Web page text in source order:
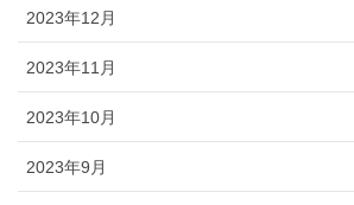
2023年12月
2023年11月
2023年10月
2023年9月